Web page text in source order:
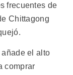
frecuentes de
Chittagong
el alto
comprar